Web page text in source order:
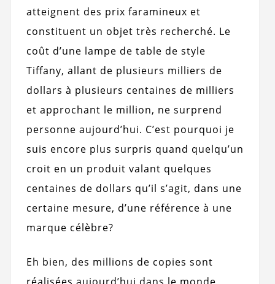
atteignent des prix faramineux et
constituent un objet très recherché. Le
coût d’une lampe de table de style
Tiffany, allant de plusieurs milliers de
dollars à plusieurs centaines de milliers
et approchant le million, ne surprend
personne aujourd’hui. C’est pourquoi je
suis encore plus surpris quand quelqu’un
croit en un produit valant quelques
centaines de dollars qu’il s’agit, dans une
certaine mesure, d’une référence à une
marque célèbre?
Eh bien, des millions de copies sont